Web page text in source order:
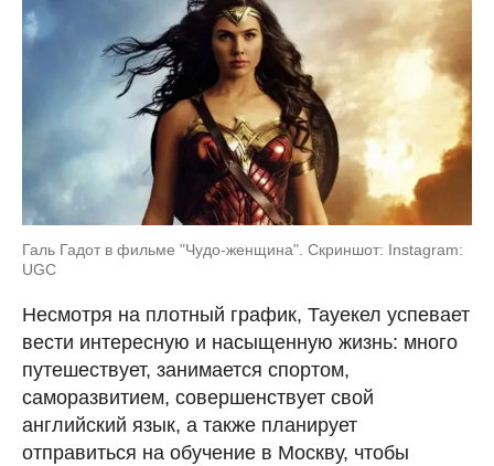
Галь Гадот в фильме "Чудо-женщина". Скриншот: Instagram:
UGC
Несмотря на плотный график, Тауекел успевает
вести интересную и насыщенную жизнь: много
путешествует, занимается спортом,
саморазвитием, совершенствует свой
английский язык, а также планирует
отправиться на обучение в Москву, чтобы